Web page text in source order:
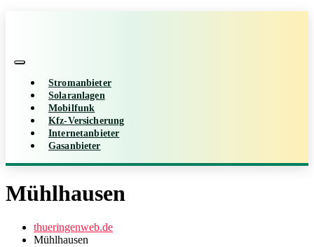
Stromanbieter
Solaranlagen
Mobilfunk
Kfz-Versicherung
Internetanbieter
Gasanbieter
Mühlhausen
thueringenweb.de
Mühlhausen